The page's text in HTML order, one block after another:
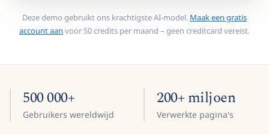
Deze demo gebruikt ons krachtigste AI-model. Maak een gratis
account aan voor 50 credits per maand – geen creditcard vereist.
500 000+
Gebruikers wereldwijd
200+ miljoen
Verwerkte pagina's